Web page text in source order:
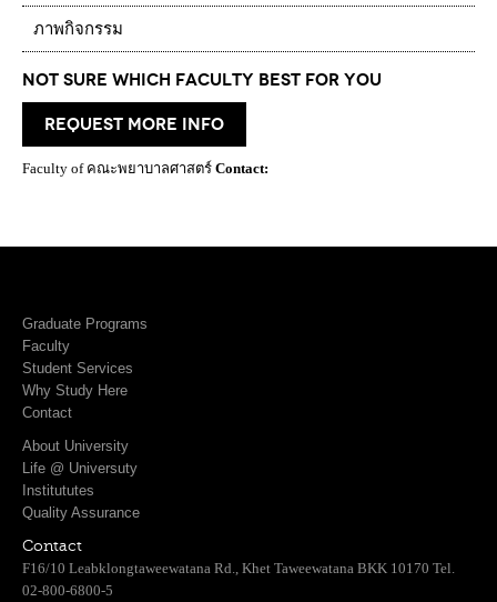
ภาพกิจกรรม
Not Sure which Faculty best for you
request more info
Faculty of คณะพยาบาลศาสตร์ Contact:
Graduate Programs
Faculty
Student Services
Why Study Here
Contact
About University
Life @ Universuty
Institututes
Quality Assurance
Contact
F16/10 Leabklongtaweewatana Rd., Khet Taweewatana BKK 10170 Tel.
02-800-6800-5